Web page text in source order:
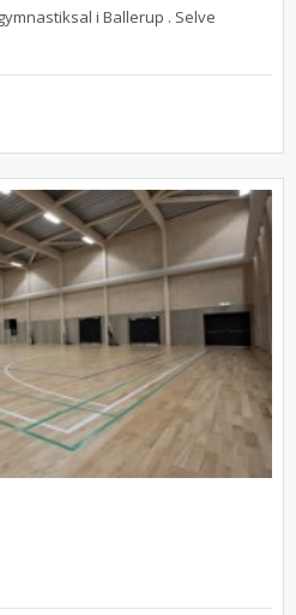
i Ballerup . Selve